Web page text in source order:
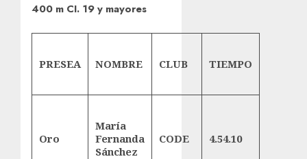
400 m CI. 19 y mayores
PRESEA NOMBRE CLUB TIEMPO
Oro
María
Fernanda
Sánchez
CODE 4.54.10